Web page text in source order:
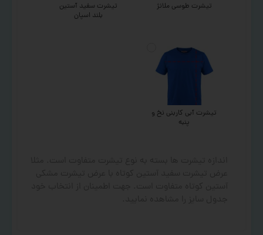
تیشرت طوسی ملانژ
تیشرت سفید آستین
بلند اسپان
تیشرت آبی کاربنی نخ و
پنبه